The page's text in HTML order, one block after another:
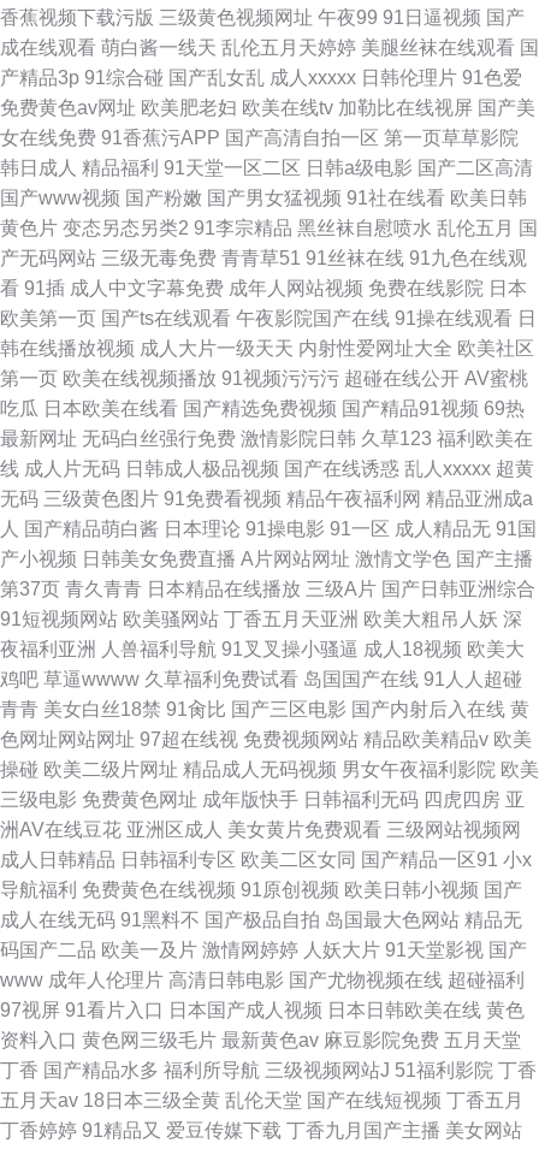
香蕉视频下载污版 三级黄色视频网址 午夜99 91日逼视频 国产
成在线观看 萌白酱一线天 乱伦五月天婷婷 美腿丝袜在线观看 国
产精品3p 91综合碰 国产乱女乱 成人xxxxx 日韩伦理片 91色爱
免费黄色av网址 欧美肥老妇 欧美在线tv 加勒比在线视屏 国产美
女在线免费 91香蕉污APP 国产高清自拍一区 第一页草草影院
韩日成人 精品福利 91天堂一区二区 日韩a级电影 国产二区高清
国产www视频 国产粉嫩 国产男女猛视频 91社在线看 欧美日韩
黄色片 变态另态另类2 91李宗精品 黑丝袜自慰喷水 乱伦五月 国
产无码网站 三级无毒免费 青青草51 91丝袜在线 91九色在线观
看 91插 成人中文字幕免费 成年人网站视频 免费在线影院 日本
欧美第一页 国产ts在线观看 午夜影院国产在线 91操在线观看 日
韩在线播放视频 成人大片一级天天 内射性爱网址大全 欧美社区
第一页 欧美在线视频播放 91视频污污污 超碰在线公开 AV蜜桃
吃瓜 日本欧美在线看 国产精选免费视频 国产精品91视频 69热
最新网址 无码白丝强行免费 激情影院日韩 久草123 福利欧美在
线 成人片无码 日韩成人极品视频 国产在线诱惑 乱人xxxxx 超黄
无码 三级黄色图片 91免费看视频 精品午夜福利网 精品亚洲成a
人 国产精品萌白酱 日本理论 91操电影 91一区 成人精品无 91国
产小视频 日韩美女免费直播 A片网站网址 激情文学色 国产主播
第37页 青久青青 日本精品在线播放 三级A片 国产日韩亚洲综合
91短视频网站 欧美骚网站 丁香五月天亚洲 欧美大粗吊人妖 深
夜福利亚洲
人兽福利导航 91叉叉操小骚逼 成人18视频 欧美大
鸡吧 草逼wwww 久草福利免费试看 岛国国产在线 91人人超碰
青青 美女白丝18禁 91肏比 国产三区电影 国产内射后入在线 黄
色网址网站网址 97超在线视 免费视频网站 精品欧美精品v 欧美
操碰 欧美二级片网址 精品成人无码视频 男女午夜福利影院 欧美
三级电影 免费黄色网址 成年版快手 日韩福利无码 四虎四房 亚
洲AV在线豆花 亚洲区成人 美女黄片免费观看 三级网站视频网
成人日韩精品 日韩福利专区 欧美二区女同 国产精品一区91 小x
导航福利 免费黄色在线视频 91原创视频 欧美日韩小视频 国产
成人在线无码 91黑料不 国产极品自拍 岛国最大色网站 精品无
码国产二品 欧美一及片 激情网婷婷 人妖大片 91天堂影视 国产
www 成年人伦理片 高清日韩电影 国产尤物视频在线 超碰福利
97视屏 91看片入口 日本国产成人视频 日本日韩欧美在线 黄色
资料入口 黄色网三级毛片 最新黄色av 麻豆影院免费 五月天堂
丁香 国产精品水多 福利所导航 三级视频网站J 51福利影院 丁香
五月天av 18日本三级全黄 乱伦天堂 国产在线短视频 丁香五月
丁香婷婷 91精品又 爱豆传媒下载 丁香九月国产主播 美女网站